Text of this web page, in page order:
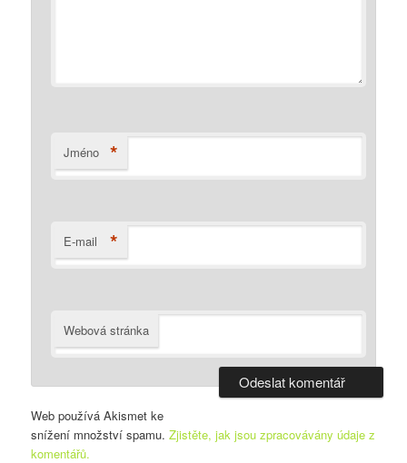
Jméno *
E-mail *
Webová stránka
Web používá Akismet ke
snížení množství spamu.Zjistěte, jak jsou zpracovávány údaje z
komentářů.